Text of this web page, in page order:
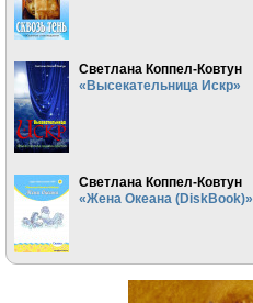
Светлана Коппел-Ковтун
«Высекательница Искр»
Светлана Коппел-Ковтун
«Жена Океана (DiskBook)»